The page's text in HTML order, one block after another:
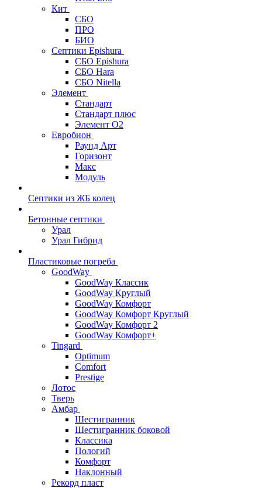
Кит
СБО
ПРО
БИО
Септики Epishura
СБО Epishura
СБО Hara
СБО Nitella
Элемент
Стандарт
Стандарт плюс
Элемент О2
Евробион
Раунд Арт
Горизонт
Макс
Модуль
Септики из ЖБ колец
Бетонные септики
Урал
Урал Гибрид
Пластиковые погреба
GoodWay
GoodWay Классик
GoodWay Круглый
GoodWay Комфорт
GoodWay Комфорт Круглый
GoodWay Комфорт 2
GoodWay Комфорт+
Tingard
Optimum
Comfort
Prestige
Лотос
Тверь
Амбар
Шестигранник
Шестигранник боковой
Классика
Пологий
Комфорт
Наклонный
Рекорд пласт